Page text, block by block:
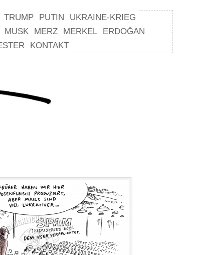
TRUMP PUTIN
UKRAINE-KRIEG
MUSK MERZ MERKEL
ERDOĞAN
KONTAKT